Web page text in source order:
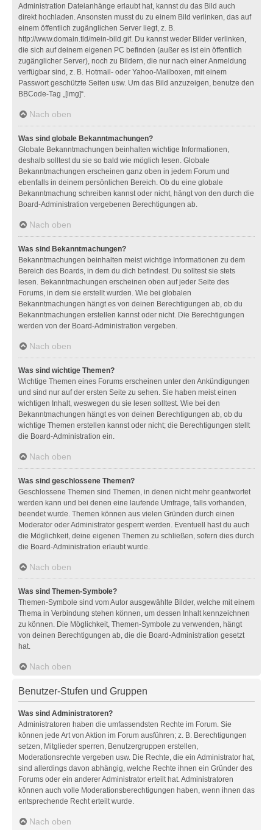
Administration Dateianhänge erlaubt hat, kannst du das Bild auch
direkt hochladen. Ansonsten musst du zu einem Bild verlinken, das auf
einem öffentlich zugänglichen Server liegt, z. B.
http://www.domain.tld/mein-bild.gif. Du kannst weder Bilder verlinken,
die sich auf deinem eigenen PC befinden (außer es ist ein öffentlich
zugänglicher Server), noch zu Bildern, die nur nach einer Anmeldung
verfügbar sind, z. B. Hotmail- oder Yahoo-Mailboxen, mit einem
Passwort geschützte Seiten usw. Um das Bild anzuzeigen, benutze den
BBCode-Tag „[img]“.
Nach oben
Was sind globale Bekanntmachungen?
Globale Bekanntmachungen beinhalten wichtige Informationen,
deshalb solltest du sie so bald wie möglich lesen. Globale
Bekanntmachungen erscheinen ganz oben in jedem Forum und
ebenfalls in deinem persönlichen Bereich. Ob du eine globale
Bekanntmachung schreiben kannst oder nicht, hängt von den durch die
Board-Administration vergebenen Berechtigungen ab.
Nach oben
Was sind Bekanntmachungen?
Bekanntmachungen beinhalten meist wichtige Informationen zu dem
Bereich des Boards, in dem du dich befindest. Du solltest sie stets
lesen. Bekanntmachungen erscheinen oben auf jeder Seite des
Forums, in dem sie erstellt wurden. Wie bei globalen
Bekanntmachungen hängt es von deinen Berechtigungen ab, ob du
Bekanntmachungen erstellen kannst oder nicht. Die Berechtigungen
werden von der Board-Administration vergeben.
Nach oben
Was sind wichtige Themen?
Wichtige Themen eines Forums erscheinen unter den Ankündigungen
und sind nur auf der ersten Seite zu sehen. Sie haben meist einen
wichtigen Inhalt, weswegen du sie lesen solltest. Wie bei den
Bekanntmachungen hängt es von deinen Berechtigungen ab, ob du
wichtige Themen erstellen kannst oder nicht; die Berechtigungen stellt
die Board-Administration ein.
Nach oben
Was sind geschlossene Themen?
Geschlossene Themen sind Themen, in denen nicht mehr geantwortet
werden kann und bei denen eine laufende Umfrage, falls vorhanden,
beendet wurde. Themen können aus vielen Gründen durch einen
Moderator oder Administrator gesperrt werden. Eventuell hast du auch
die Möglichkeit, deine eigenen Themen zu schließen, sofern dies durch
die Board-Administration erlaubt wurde.
Nach oben
Was sind Themen-Symbole?
Themen-Symbole sind vom Autor ausgewählte Bilder, welche mit einem
Thema in Verbindung stehen können, um dessen Inhalt kennzeichnen
zu können. Die Möglichkeit, Themen-Symbole zu verwenden, hängt
von deinen Berechtigungen ab, die die Board-Administration gesetzt
hat.
Nach oben
Benutzer-Stufen und Gruppen
Was sind Administratoren?
Administratoren haben die umfassendsten Rechte im Forum. Sie
können jede Art von Aktion im Forum ausführen; z. B. Berechtigungen
setzen, Mitglieder sperren, Benutzergruppen erstellen,
Moderationsrechte vergeben usw. Die Rechte, die ein Administrator hat,
sind allerdings davon abhängig, welche Rechte ihnen ein Gründer des
Forums oder ein anderer Administrator erteilt hat. Administratoren
können auch volle Moderationsberechtigungen haben, wenn ihnen das
entsprechende Recht erteilt wurde.
Nach oben